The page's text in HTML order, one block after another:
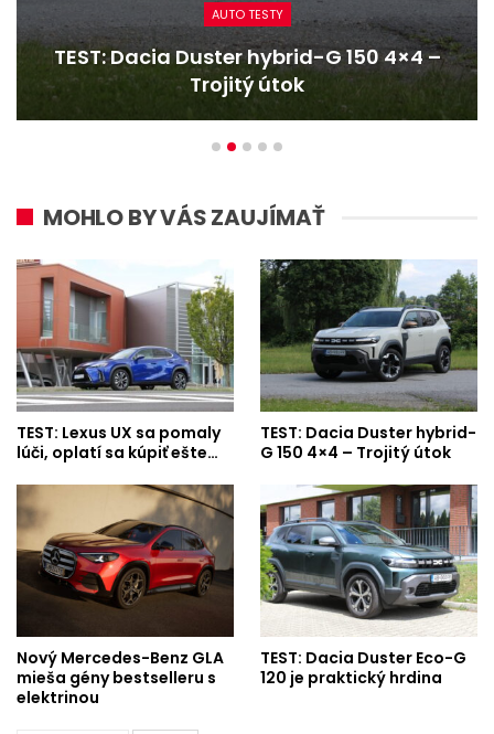
CESTOVANIE
Reportáž: Renaultom Trafic z najvyšších
hôr na najkratšie…
MOHLO BY VÁS ZAUJÍMAŤ
TEST: Lexus UX sa pomaly
lúči, oplatí sa kúpiť ešte…
TEST: Dacia Duster hybrid-
G 150 4×4 – Trojitý útok
Nový Mercedes-Benz GLA
mieša gény bestselleru s
elektrinou
TEST: Dacia Duster Eco-G
120 je praktický hrdina